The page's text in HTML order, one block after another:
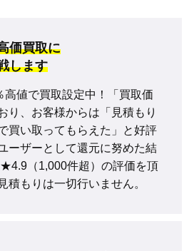
価買取に
します
高値で買取設定中！「買取価
り、お客様からは「見積もり
買い取ってもらえた」と好評
ーザーとして還元に努めた結
（1,000件超）の評価を頂
積もりは一切行いません。